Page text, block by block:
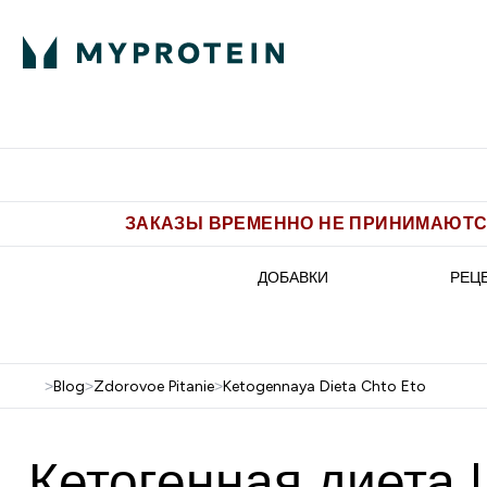
ЗАКАЗЫ ВРЕМЕННО НЕ
ДОБАВКИ
>Blog>Zdorovoe Pitanie>Ketogennaya Dieta Chto Eto